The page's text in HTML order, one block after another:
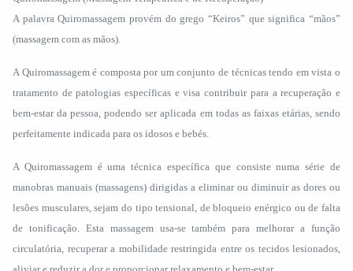
A palavra Quiromassagem provém do grego “Keiros” que significa “mãos”
(massagem com as mãos).
A Quiromassagem é composta por um conjunto de técnicas tendo em vista o
tratamento de patologias específicas e visa contribuir para a recuperação e
bem-estar da pessoa, podendo ser aplicada em todas as faixas etárias, sendo
perfeitamente indicada para os idosos e bebés.
A Quiromassagem é uma técnica específica que consiste numa série de
manobras manuais (massagens) dirigidas a eliminar ou diminuir as dores ou
lesões musculares, sejam do tipo tensional, de bloqueio enérgico ou de falta
de tonificação. Esta massagem usa-se também para melhorar a função
circulatória, recuperar a mobilidade restringida entre os tecidos lesionados,